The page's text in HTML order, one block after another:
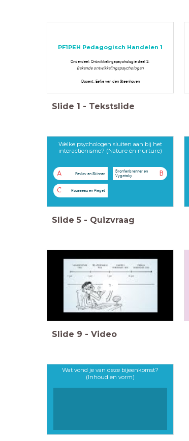
PF1PEH Pedagogisch Handelen 1
Onderdeel: Ontwikkelingspsychologie deel 2:
Bekende ontwikkelingspsychologen
Docent: Eefje van den Steenhoven
Slide 1 - Tekstslide
Welke psychologen sluiten aan bij het
interactionisme? (Nature én nurture)
A Pavlov en Skinner B
Bronfenbrenner en
Vygotsky
C Rousseau en Piaget
Slide 5 - Quizvraag
Slide 9 - Video
Wat vond je van deze bijeenkomst?
(Inhoud en vorm)